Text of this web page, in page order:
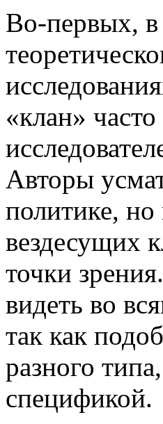
Во-первых, в
«клан»
Авторы
политике,
вездесущих
точки
видеть во
так как
разного
спецификой.